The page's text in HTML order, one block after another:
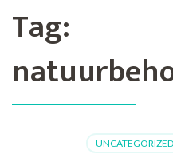
Tag:
UNCATEGORIZED